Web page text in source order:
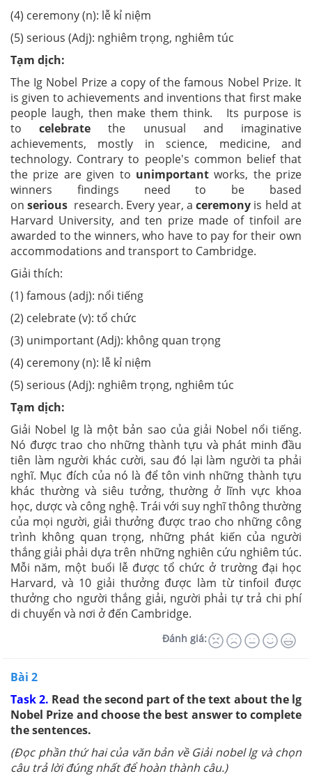
(4) ceremony (n): lễ kỉ niệm
(5) serious (Adj): nghiêm trọng, nghiêm túc
Tạm dịch:
The Ig Nobel Prize a copy of the famous Nobel Prize. It
is given to achievements and inventions that first make
people laugh, then make them think. Its purpose is
tocelebrate the unusual and imaginative
achievements, mostly in science, medicine, and
technology. Contrary to people's common belief that
the prize are given to unimportantworks, the prize
winners findings need to be based
onserious research. Every year, aceremony is held at
Harvard University, and ten prize made of tinfoil are
awarded to the winners, who have to pay for their own
accommodations and transport to Cambridge.
Giải thích:
(1) famous (adj): nổi tiếng
(2) celebrate (v): tổ chức
(3) unimportant (Adj): không quan trọng
(4) ceremony (n): lễ kỉ niệm
(5) serious (Adj): nghiêm trọng, nghiêm túc
Tạm dịch:
Giải Nobel Ig là một bản sao của giải Nobel nổi tiếng.
Nó được trao cho những thành tựu và phát minh đầu
tiên làm người khác cười, sau đó lại làm người ta phải
nghĩ. Mục đích của nó là để tôn vinh những thành tựu
khác thường và siêu tưởng, thường ở lĩnh vực khoa
học, dược và công nghệ. Trái với suy nghĩ thông thường
của mọi người, giải thưởng được trao cho những công
trình không quan trọng, những phát kiến của người
thắng giải phải dựa trên những nghiên cứu nghiêm túc.
Mỗi năm, một buổi lễ được tổ chức ở trường đại học
Harvard, và 10 giải thưởng được làm từ tinfoil được
thưởng cho người thắng giải, người phải tự trả chi phí
di chuyển và nơi ở đến Cambridge.
Đánh giá:
Bài 2
Task 2. Read the second part of the text about the lg
Nobel Prize and choose the best answer to complete
the sentences.
(Đọc phần thứ hai của văn bản về Giải nobel lg và chọn
câu trả lời đúng nhất để hoàn thành câu.)